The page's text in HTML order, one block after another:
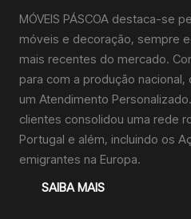
MÓVEIS PÁSCOA destaca-se
móveis e decoração, sempre
mais recentes do mercado.
para com a produção
um Atendimento
clientes consolidou uma rede
Portugal e além, incluindo os
emigrantes na Europa.
SAIBA MAIS